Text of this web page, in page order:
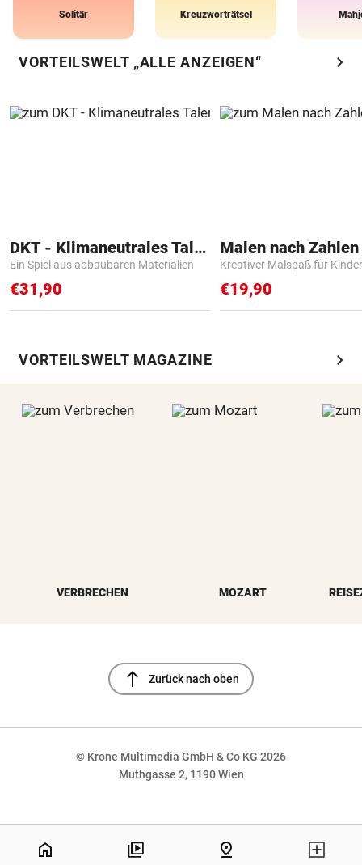
Solitär Kreuzworträtsel
VORTEILSWELT „ALLE ANZEIGEN“ chevron_right
DKT - Klimaneutrales Talent
Ein Spiel aus abbaubaren Materialien
€31,90
Kreativer Malspaß für Kinder
€19,90
VORTEILSWELT MAGAZINE chevron_right
VERBRECHEN MOZART
north Zurück nach oben
© Krone Multimedia GmbH & Co KG 2026
Muthgasse 2, 1190 Wien
home pin_drop
NaN%